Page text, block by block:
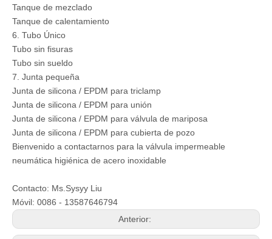
Tanque de mezclado
Tanque de calentamiento
6. Tubo Único
Tubo sin fisuras
Tubo sin sueldo
7. Junta pequeña
Junta de silicona / EPDM para triclamp
Junta de silicona / EPDM para unión
Junta de silicona / EPDM para válvula de mariposa
Junta de silicona / EPDM para cubierta de pozo
Bienvenido a contactarnos para la válvula impermeable
neumática higiénica de acero inoxidable
Contacto: Ms.Sysyy Liu
Móvil: 0086 - 13587646794
Anterior: